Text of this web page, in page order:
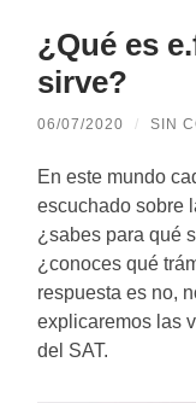
¿Qué es
sirve?
06/07/2020 / SIN
En este mundo
escuchado sobre
¿sabes para qué
¿conoces qué
respuesta es no,
explicaremos las
del SAT.